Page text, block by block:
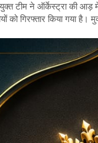
टीम ने ऑर्केस्ट्रा की आड़
को गिरफ्तार किया गया है।